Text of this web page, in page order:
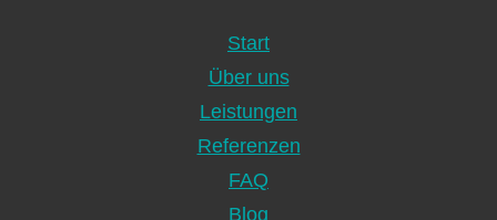
Navigation
Start
Über uns
Leistungen
Referenzen
FAQ
Blog